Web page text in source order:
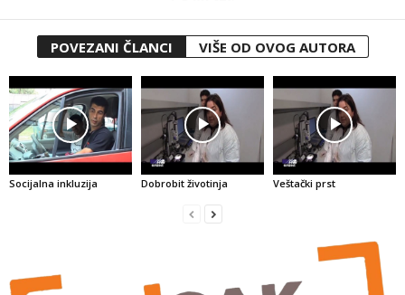
POVEZANI ČLANCI VIŠE OD OVOG AUTORA
Socijalna inkluzija Dobrobit životinja Veštački prst